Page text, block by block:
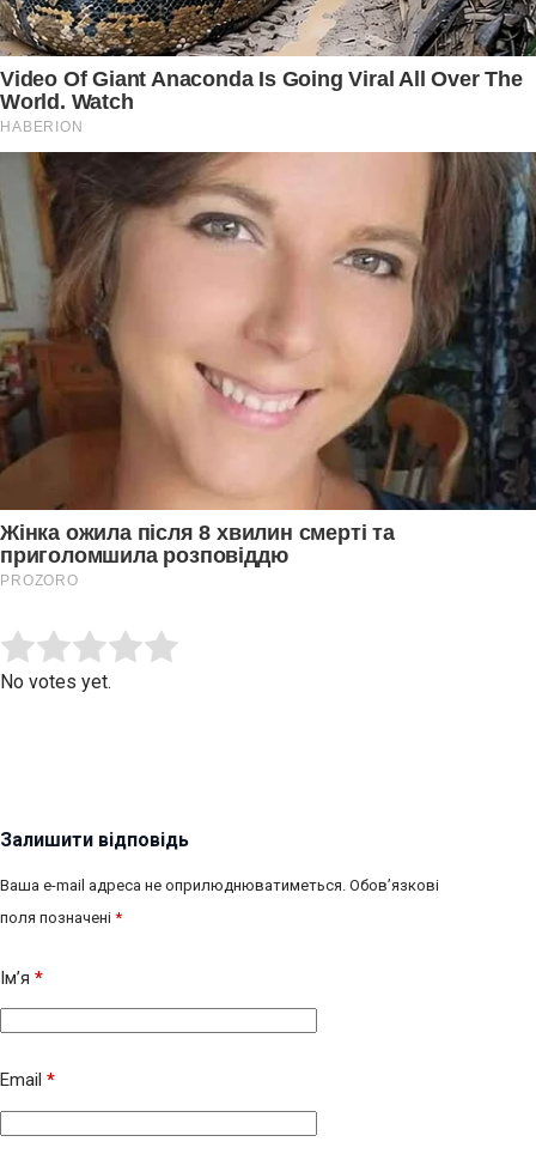
Rate this item:
No votes yet.
Залишити відповідь
Ваша e-mail адреса не оприлюднюватиметься. Обов’язкові
поля позначені *
Ім’я *
Email *